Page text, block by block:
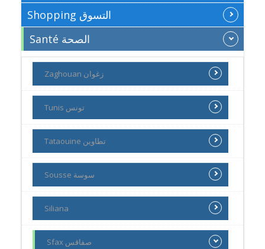
Shopping التسوق
Santé الصحة
Zaghouan زغوان
Tunis تونس
Tataouine تطاوين
Sousse سوسة
Siliana
Sfax صفاقس